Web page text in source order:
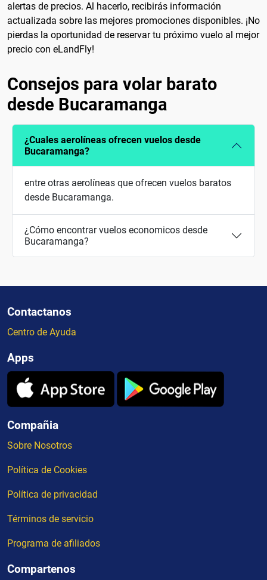
alertas de precios. Al hacerlo, recibirás información
actualizada sobre las mejores promociones disponibles. ¡No
pierdas la oportunidad de reservar tu próximo vuelo al mejor
precio con eLandFly!
Consejos para volar barato
desde Bucaramanga
¿Cuales aerolíneas ofrecen vuelos desde
Bucaramanga?
entre otras aerolíneas que ofrecen vuelos baratos
desde Bucaramanga.
¿Cómo encontrar vuelos economicos desde
Bucaramanga?
Contactanos
Centro de Ayuda
Apps
Compañia
Sobre Nosotros
Política de Cookies
Política de privacidad
Términos de servicio
Programa de afiliados
Compartenos